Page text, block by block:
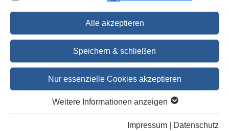
Alle akzeptieren
Speichern & schließen
Nur essenzielle Cookies akzeptieren
Weitere Informationen anzeigen
Impressum Datenschutz
Stempel Markus 9,24
Verlag Katholisches Bibelwerk GmbH(Herausgeber:in)